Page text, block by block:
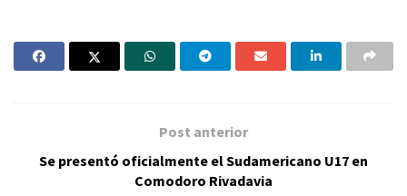
Post anterior
Se presentó oficialmente el Sudamericano U17 en
Comodoro Rivadavia